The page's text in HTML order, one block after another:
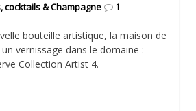
cocktails & Champagne 1
bouteille artistique, la maison de
vernissage dans le domaine :
Collection Artist 4.